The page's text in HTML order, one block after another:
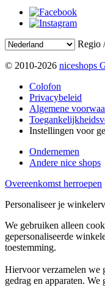
Regio
© 2010-2026 niceshops
Colofon
Privacybeleid
Algemene
Instellingen voor
Ondernemen
Andere nice shops
Overeenkomst herroepen
Personaliseer je
We gebruiken alleen
gepersonaliseerde
toestemming.
Hiervoor verzamelen we
gedrag en apparaten.